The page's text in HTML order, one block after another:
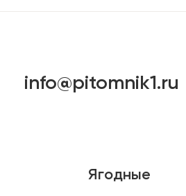
info@pitomnik1.ru
Ягодные